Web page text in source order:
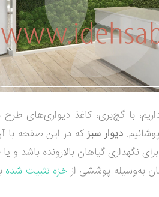
با گچ‌بری، کاغذ دیواری‌های طرح
. دیوار سبزکه در این صفحه با
نگهداری گیاهان بالارونده باشد و
به‌وسیله پوششی از خزه تثبیت شده